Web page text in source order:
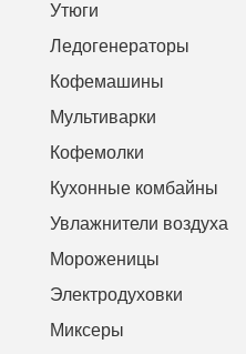
Утюги
Ледогенераторы
Кофемашины
Мультиварки
Кофемолки
Кухонные комбайны
Увлажнители воздуха
Мороженицы
Электродуховки
Миксеры